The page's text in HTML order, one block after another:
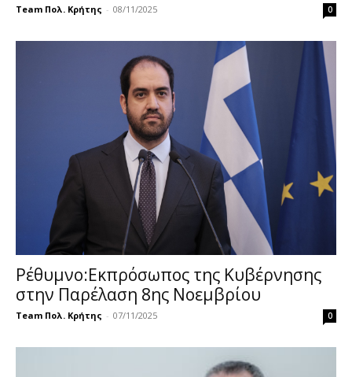
Team Πολ. Κρήτης - 08/11/2025 0
Ρέθυμνο:Eκπρόσωπος της Κυβέρνησης
στην Παρέλαση 8ης Νοεμβρίου
Team Πολ. Κρήτης - 07/11/2025 0